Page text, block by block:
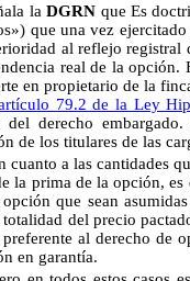
laDGRN que Es
que una vez
al reflejo registral
real de la opción.
en propietario de la
79.2 de la Ley
del derecho
de los titulares de las
cuanto a las cantidades
la prima de la opción, es
que sean
totalidad del precio
al derecho de
en garantía.